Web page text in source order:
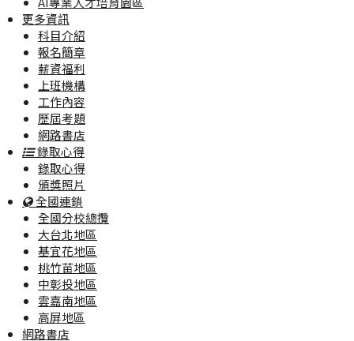
AI專業人才培育園區
更多資訊
科目介紹
報名簡章
薪資福利
上班機構
工作內容
歷屆考題
網路書店
錄取心得
錄取心得
頒獎照片
全國連鎖
全國分校總攬
大台北地區
基宜花地區
桃竹苗地區
中彰投地區
雲嘉南地區
高屏地區
網路書店